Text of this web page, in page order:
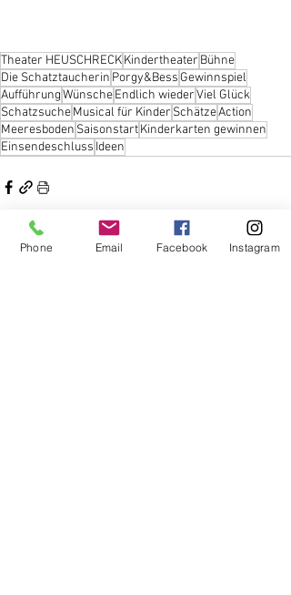
Theater HEUSCHRECKKindertheater Bühne
Die Schatztaucherin Porgy&Bess Gewinnspiel
AufführungWünscheEndlich wiederViel Glück
SchatzsucheMusical für Kinder SchätzeAction
Meeresboden SaisonstartKinderkarten gewinnen
Einsendeschluss Ideen
Phone Email Facebook Instagram